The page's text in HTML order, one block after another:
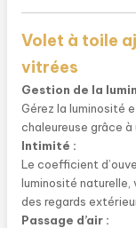
Volet à toile
vitrées
Gestion de la
Gérez la luminosité
chaleureuse grâce à
Intimité :
Le coefficient
luminosité
des regards
Passage d’air :